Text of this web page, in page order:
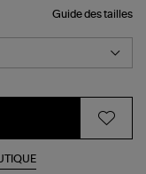
Guide des tailles